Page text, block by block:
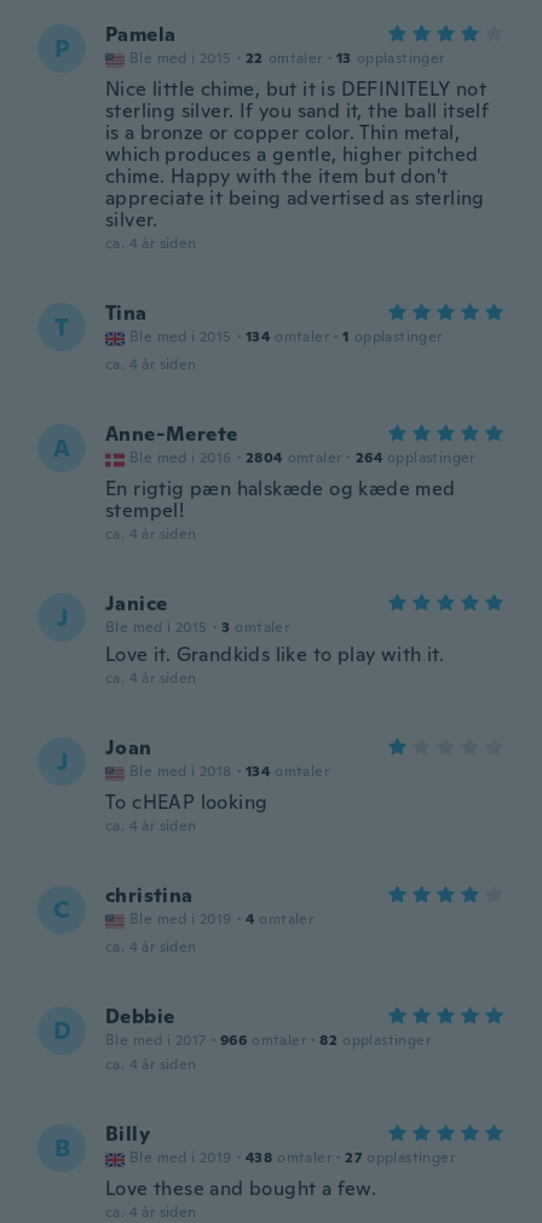
P Pamela
Ble med i 2015 · 22 omtaler · 13 opplastinger
Nice little chime, but it is DEFINITELY not
sterling silver. If you sand it, the ball itself
is a bronze or copper color. Thin metal,
which produces a gentle, higher pitched
chime. Happy with the item but don't
appreciate it being advertised as sterling
silver.
ca. 4 år siden
T Tina
Ble med i 2015 · 134 omtaler · 1 opplastinger
ca. 4 år siden
A Anne-Merete
Ble med i 2016 · 2804 omtaler · 264 opplastinger
En rigtig pæn halskæde og kæde med
stempel!
ca. 4 år siden
J Janice
Ble med i 2015 · 3 omtaler
Love it. Grandkids like to play with it.
ca. 4 år siden
J Joan
Ble med i 2018 · 134 omtaler
To cHEAP looking
ca. 4 år siden
C christina
Ble med i 2019 · 4 omtaler
ca. 4 år siden
D Debbie
Ble med i 2017 · 966 omtaler · 82 opplastinger
ca. 4 år siden
B Billy
Ble med i 2019 · 438 omtaler · 27 opplastinger
Love these and bought a few.
ca. 4 år siden